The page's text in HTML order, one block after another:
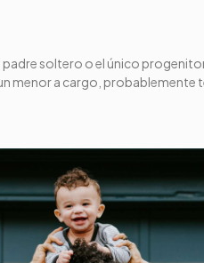
padre soltero o el único
menor a cargo, probablemente